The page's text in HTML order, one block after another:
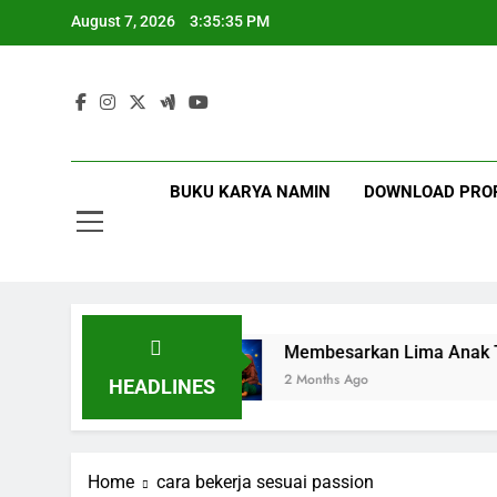
August 7, 2026 3:35:35 PM
BUKU KARYA NAMIN DOWNLOAD
HEADLINES
Membesarkan Lima Anak Tanpa
2 Months Ago
Home cara bekerja sesuai passion